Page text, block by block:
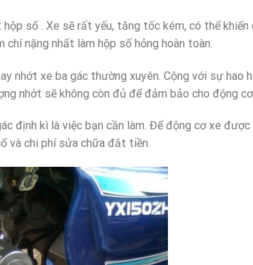
số . Xe sẽ rất yếu, tăng tốc kém, có thể khiến
nặng nhất làm hộp số hỏng hoàn toàn.
nhớt xe ba gác thường xuyên. Cộng với sự hao
nhớt sẽ không còn đủ để đảm bảo cho động
định kì là việc bạn cần làm. Để động cơ xe
và chi phí sửa chữa đắt tiền.